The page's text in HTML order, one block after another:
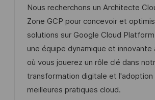
e
n
t
l
i
c
h
t
u
m
d
e
r
V
b
-
I
D
t
e
g
o
r
i
Nous recherchons un Architecte
Zone GCP pour concevoir et
solutions sur Google Cloud
une équipe dynamique et innovante
où vous jouerez un rôle clé dans
transformation digitale et l'adoption
meilleures pratiques cloud.